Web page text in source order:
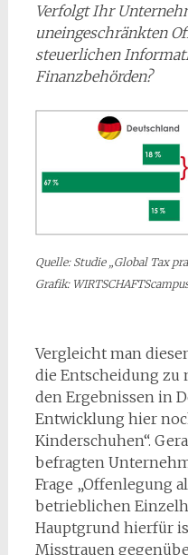
Verfolgt Ihr
uneingeschränkten
steuerlichen
Finanzbehörden?
Quelle: Studie „Global Tax
Grafik:
Vergleicht man
die Entscheidung
den Ergebnissen in
Entwicklung hier
Kinderschuhen“.
befragten
Frage „Offenlegung
betrieblichen
Hauptgrund hierfür
Misstrauen